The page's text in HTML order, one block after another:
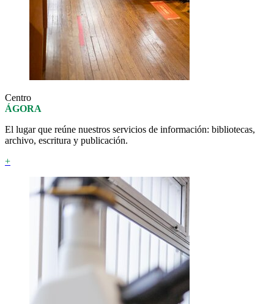
Centro
ÁGORA
El lugar que reúne nuestros servicios de información: bibliotecas,
archivo, escritura y publicación.
+